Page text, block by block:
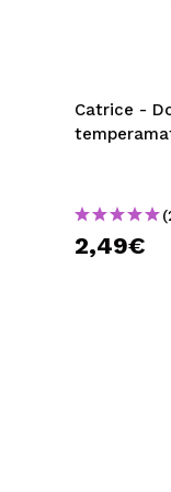
Catrice -
2,49€